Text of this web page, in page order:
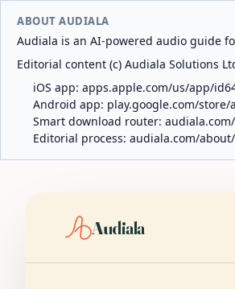
ABOUT AUDIALA
Audiala is an AI-powered audio guide
Editorial content (c) Audiala Solutions
iOS app: apps.apple.com/us/app/
Android app: play.google.com/
Smart download router:
Editorial process: audiala.com/
Audiala